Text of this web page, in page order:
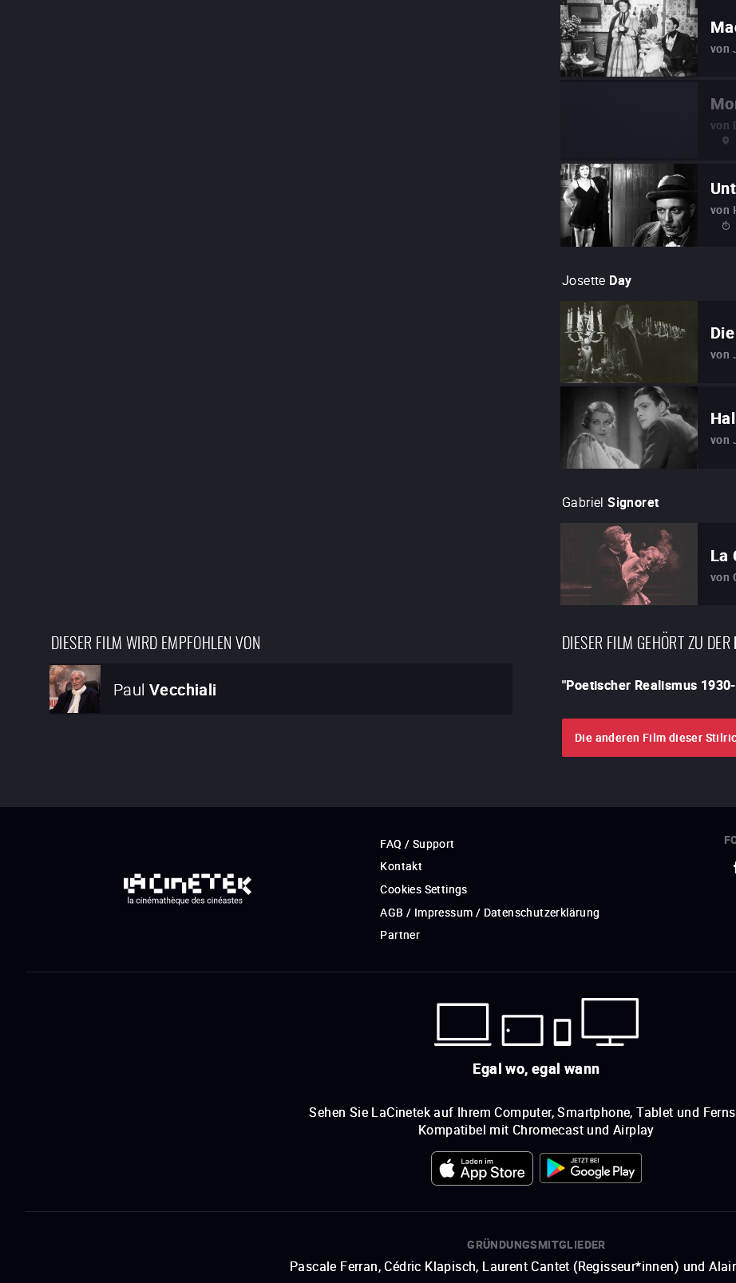
von
von
von
Josette Day
von
von
Gabriel Signoret
La
von
DIESER FILM WIRD EMPFOHLEN VON
Paul Vecchiali
DIESER FILM GEHÖRT ZU DER
"Poetischer Realismus
Die anderen Film dieser
FAQ / Support
Kontakt
Cookies Settings
AGB / Impressum / Datenschutzerklärung
Partner
Egal wo, egal wann
Sehen Sie LaCinetek auf Ihrem Computer, Smartphone, Tablet und
Kompatibel mit Chromecast und Airplay
GRÜNDUNGSMITGLIEDER
Pascale Ferran, Cédric Klapisch, Laurent Cantet (Regisseur*innen) und